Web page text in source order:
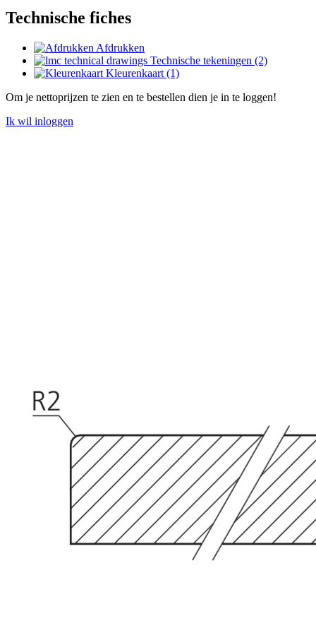
Technische fiches
Afdrukken
Technische tekeningen (2)
Kleurenkaart (1)
Om je nettoprijzen te zien en te bestellen dien je in te loggen!
Ik wil inloggen